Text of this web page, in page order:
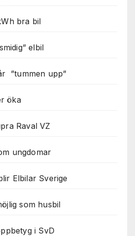
bra bil
elbil
”tummen upp”
öka
Raval VZ
ungdomar
Elbilar Sverige
som husbil
i SvD